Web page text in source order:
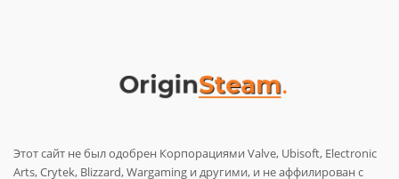
Этот сайт не был одобрен Корпорациями Valve, Ubisoft, Electronic
Arts, Crytek, Blizzard, Wargaming и другими, и не аффилирован с